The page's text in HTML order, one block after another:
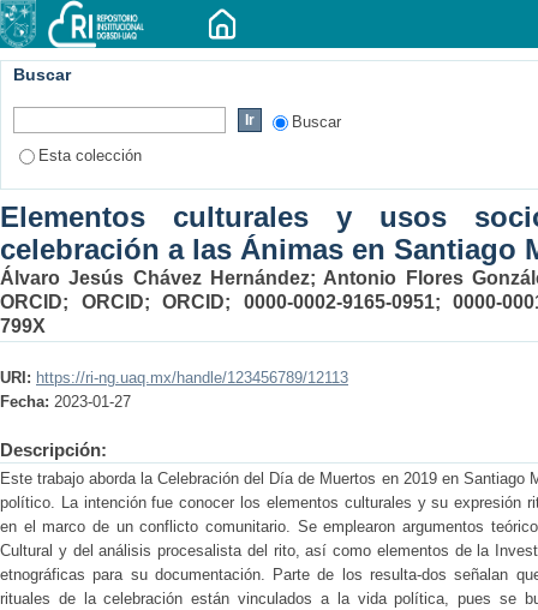
Buscar
Buscar
Esta colección
Elementos culturales y usos
celebración a las Ánimas en Santiago
Álvaro Jesús Chávez Hernández; Antonio Flores
ORCID; ORCID; ORCID; 0000-0002-9165-0951; 0000-
799X
URI: https://ri-ng.uaq.mx/handle/123456789/12113
Fecha: 2023-01-27
Descripción:
Este trabajo aborda la Celebración del Día de Muertos en 2019 en Santiago
político. La intención fue conocer los elementos culturales y su expresión
en el marco de un conflicto comunitario. Se emplearon argumentos
Cultural y del análisis procesalista del rito, así como elementos de la
etnográficas para su documentación. Parte de los resulta-dos señalan
rituales de la celebración están vinculados a la vida política, pues se